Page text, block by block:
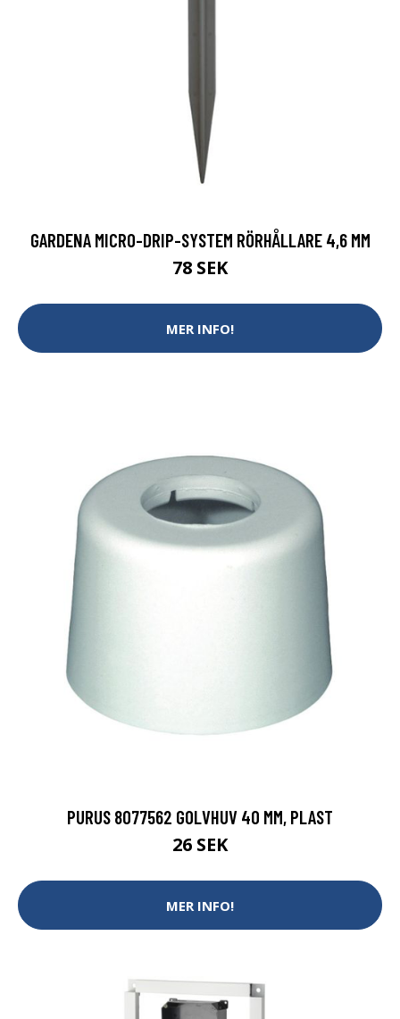
GARDENA MICRO-DRIP-SYSTEM RÖRHÅLLARE 4,6 MM
78 SEK
MER INFO!
PURUS 8077562 GOLVHUV 40 MM, PLAST
26 SEK
MER INFO!